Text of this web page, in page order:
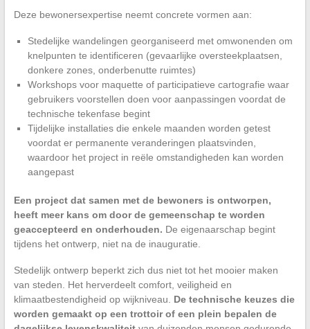
Deze bewonersexpertise neemt concrete vormen aan:
Stedelijke wandelingen georganiseerd met omwonenden om
knelpunten te identificeren (gevaarlijke oversteekplaatsen,
donkere zones, onderbenutte ruimtes)
Workshops voor maquette of participatieve cartografie waar
gebruikers voorstellen doen voor aanpassingen voordat de
technische tekenfase begint
Tijdelijke installaties die enkele maanden worden getest
voordat er permanente veranderingen plaatsvinden,
waardoor het project in reële omstandigheden kan worden
aangepast
Een project dat samen met de bewoners is ontworpen,
heeft meer kans om door de gemeenschap te worden
geaccepteerd en onderhouden. De eigenaarschap begint
tijdens het ontwerp, niet na de inauguratie.
Stedelijk ontwerp beperkt zich dus niet tot het mooier maken
van steden. Het herverdeelt comfort, veiligheid en
klimaatbestendigheid op wijkniveau. De technische keuzes die
worden gemaakt op een trottoir of een plein bepalen de